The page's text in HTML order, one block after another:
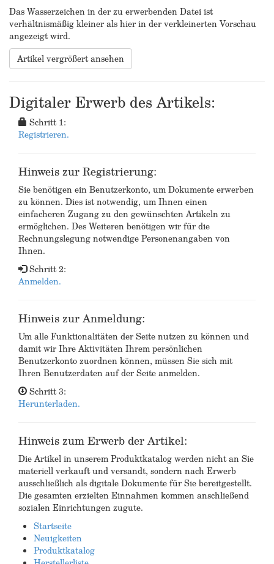
Das Wasserzeichen in der zu erwerbenden Datei ist
verhältnismäßig kleiner als hier in der verkleinerten Vorschau
angezeigt wird.
Artikel vergrößert ansehen
Digitaler Erwerb des Artikels:
Schritt 1:
Registrieren.
Hinweis zur Registrierung:
Sie benötigen ein Benutzerkonto, um Dokumente erwerben
zu können. Dies ist notwendig, um Ihnen einen
einfacheren Zugang zu den gewünschten Artikeln zu
ermöglichen. Des Weiteren benötigen wir für die
Rechnungslegung notwendige Personenangaben von
Ihnen.
Schritt 2:
Anmelden.
Hinweis zur Anmeldung:
Um alle Funktionalitäten der Seite nutzen zu können und
damit wir Ihre Aktivitäten Ihrem persönlichen
Benutzerkonto zuordnen können, müssen Sie sich mit
Ihren Benutzerdaten auf der Seite anmelden.
Schritt 3:
Herunterladen.
Hinweis zum Erwerb der Artikel:
Die Artikel in unserem Produktkatalog werden nicht an Sie
materiell verkauft und versandt, sondern nach Erwerb
ausschließlich als digitale Dokumente für Sie bereitgestellt.
Die gesamten erzielten Einnahmen kommen anschließend
sozialen Einrichtungen zugute.
Startseite
Neuigkeiten
Produktkatalog